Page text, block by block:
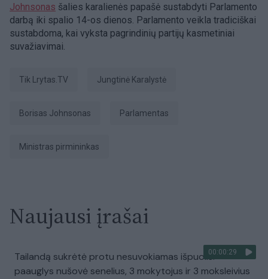
Johnsonas šalies karalienės papašė sustabdyti Parlamento
darbą iki spalio 14-os dienos. Parlamento veikla tradiciškai
sustabdoma, kai vyksta pagrindinių partijų kasmetiniai
suvažiavimai.
tik Lrytas.TV Jungtinė Karalystė
Borisas Johnsonas parlamentas
ministras pirmininkas
Naujausi įrašai
00:00:29
Tailandą sukrėtė protu nesuvokiamas išpuolis:
paauglys nušovė senelius, 3 mokytojus ir 3 moksleivius